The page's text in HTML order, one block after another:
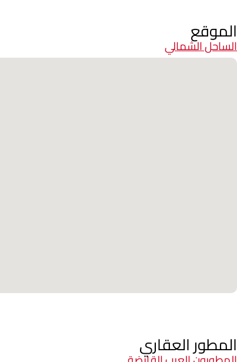
الموقع
الساحل الشمالي
المطور العقاري